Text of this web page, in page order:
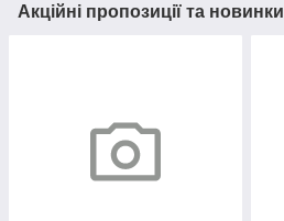
Акційні пропозиції та новинки